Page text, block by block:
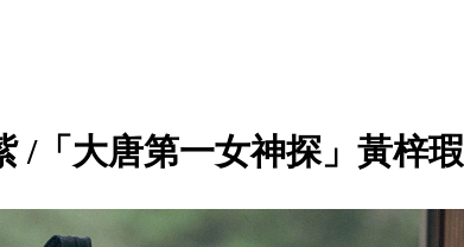
/「大唐第一女神探」黃梓瑕